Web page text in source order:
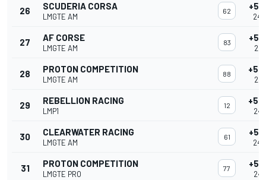
26 SCUDERIA CORSA
LMGTE AM
62
27 AF CORSE
LMGTE AM
83
28 PROTON COMPETITION
LMGTE AM
88
29 REBELLION RACING
LMP1
12
30 CLEARWATER RACING
LMGTE AM
61
31 PROTON COMPETITION
LMGTE PRO
77